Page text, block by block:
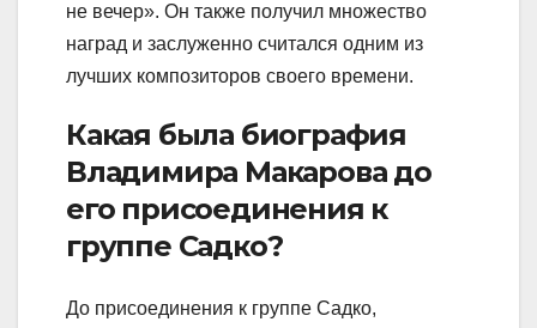
не вечер». Он также получил множество
наград и заслуженно считался одним из
лучших композиторов своего времени.
Какая была биография
Владимира Макарова до
его присоединения к
группе Садко?
До присоединения к группе Садко,